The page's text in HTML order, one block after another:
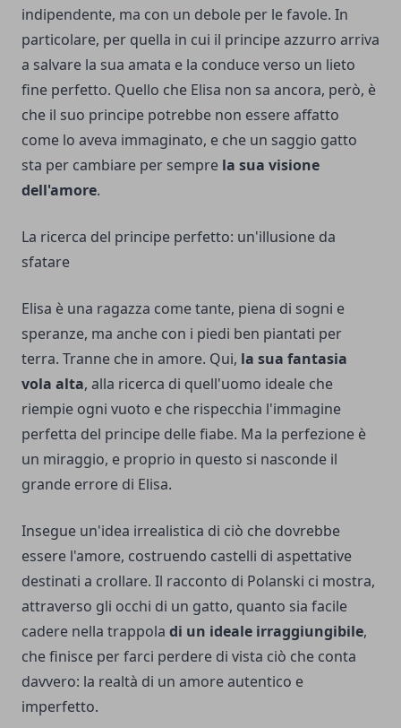
indipendente, ma con un debole per le favole. In
particolare, per quella in cui il principe azzurro arriva
a salvare la sua amata e la conduce verso un lieto
fine perfetto. Quello che Elisa non sa ancora, però, è
che il suo principe potrebbe non essere affatto
come lo aveva immaginato, e che un saggio gatto
sta per cambiare per sempre la sua visione
dell'amore.
La ricerca del principe perfetto: un'illusione da
sfatare
Elisa è una ragazza come tante, piena di sogni e
speranze, ma anche con i piedi ben piantati per
terra. Tranne che in amore. Qui, la sua fantasia
vola alta, alla ricerca di quell'uomo ideale che
riempie ogni vuoto e che rispecchia l'immagine
perfetta del principe delle fiabe. Ma la perfezione è
un miraggio, e proprio in questo si nasconde il
grande errore di Elisa.
Insegue un'idea irrealistica di ciò che dovrebbe
essere l'amore, costruendo castelli di aspettative
destinati a crollare. Il racconto di Polanski ci mostra,
attraverso gli occhi di un gatto, quanto sia facile
cadere nella trappola di un ideale irraggiungibile,
che finisce per farci perdere di vista ciò che conta
davvero: la realtà di un amore autentico e
imperfetto.